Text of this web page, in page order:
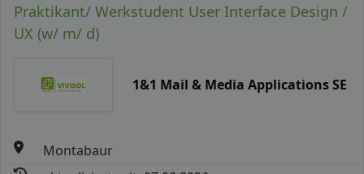
Praktikant/ Werkstudent User Interface Design /
UX (w/ m/ d)
1&1 Mail & Media Applications SE
Montabaur